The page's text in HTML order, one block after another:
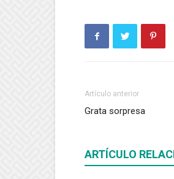
Artículo anterior
Grata sorpresa
ARTÍCULO